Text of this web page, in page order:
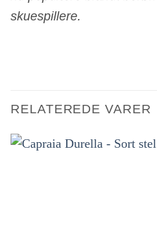
skuespillere.
RELATEREDE VARER